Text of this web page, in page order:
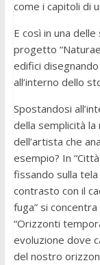
come i capitoli di
E così in una
progetto
edifici
all’interno dello
Spostandosi
della semplicità
dell’artista che
esempio? In
fissando sulla
contrasto con il
fuga” si
“Orizzonti
evoluzione dove
del nostro